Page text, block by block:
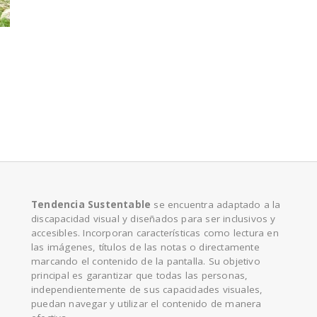
Tendencia Sustentable se encuentra adaptado a la
discapacidad visual y diseñados para ser inclusivos y
accesibles. Incorporan características como lectura en
las imágenes, títulos de las notas o directamente
marcando el contenido de la pantalla. Su objetivo
principal es garantizar que todas las personas,
independientemente de sus capacidades visuales,
puedan navegar y utilizar el contenido de manera